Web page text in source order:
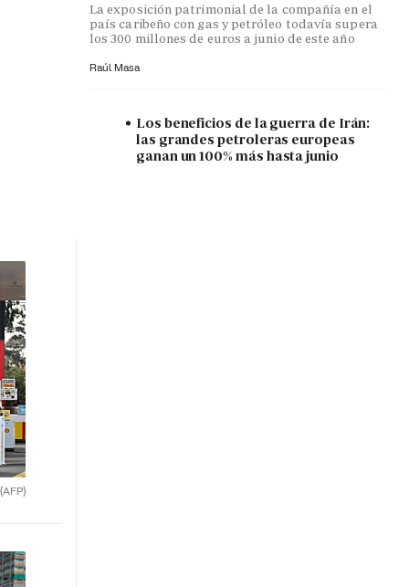
La exposición patrimonial de la compañía en el
país caribeño con gas y petróleo todavía supera
los 300 millones de euros a junio de este año
Raúl Masa
Los beneficios de la guerra de Irán:
las grandes petroleras europeas
ganan un 100% más hasta junio
(AFP)